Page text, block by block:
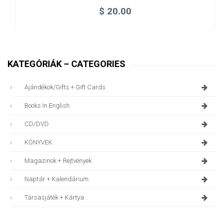
$ 20.00
KATEGÓRIÁK – CATEGORIES
Ajándékok/gifts + Gift Cards
Books In English
CD/DVD
KÖNYVEK
Magazinok + Rejtvények
Naptár + Kalendárium
Társasjáték + Kártya